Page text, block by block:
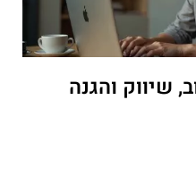
שיווק והגנה